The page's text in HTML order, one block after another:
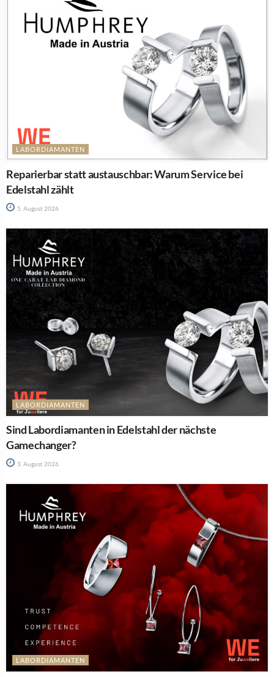
LABORDIAMANTEN
Reparierbar statt austauschbar: Warum Service bei
Edelstahl zählt
5. August 2026
LABORDIAMANTEN
Sind Labordiamanten in Edelstahl der nächste
Gamechanger?
3. August 2026
LABORDIAMANTEN